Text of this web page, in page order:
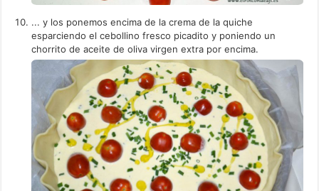
... y los ponemos encima de la crema de la quiche
esparciendo el cebollino fresco picadito y poniendo un
chorrito de aceite de oliva virgen extra por encima.